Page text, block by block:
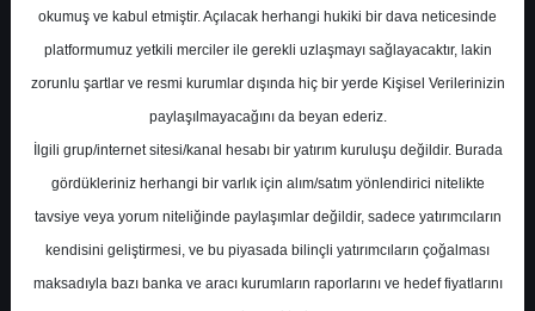
Salı, 03 Eylül 2024
En Yüksek Tahmin 156,97 ₺
Ortalama Fiyat Tahmini 131,80 ₺
okumuş ve kabul etmiştir. Açılacak herhangi hukiki bir dava neticesinde
platformumuz yetkili merciler ile gerekli uzlaşmayı sağlayacaktır, lakin
zorunlu şartlar ve resmi kurumlar dışında hiç bir yerde Kişisel Verilerinizin
paylaşılmayacağını da beyan ederiz.
İlgili grup/internet sitesi/kanal hesabı bir yatırım kuruluşu değildir. Burada
gördükleriniz herhangi bir varlık için alım/satım yönlendirici nitelikte
tavsiye veya yorum niteliğinde paylaşımlar değildir, sadece yatırımcıların
kendisini geliştirmesi, ve bu piyasada bilinçli yatırımcıların çoğalması
maksadıyla bazı banka ve aracı kurumların raporlarını ve hedef fiyatlarını